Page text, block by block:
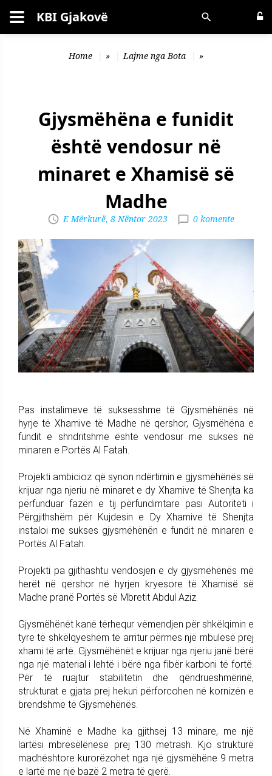
Kërko KBI Gjakovë
Home » Lajme nga Bota »
Gjysmëhëna e funidit
është vendosur në
minaret e Xhamisë së
Madhe
E Mërkurë, 8 Nëntor 2023 0 komente
Pas instalimeve të suksesshme të Gjysmëhënës në
hyrje të Xhamive të Madhe në qershor, Gjysmëhëna e
fundit e shndritshme është vendosur me sukses në
minaren e Portës Al Fatah.
Projekti ambicioz që synon ndërtimin e gjysmëhënës së
krijuar nga njeriu në minaret e dy Xhamive të Shenjta ka
përfunduar fazën e tij përfundimtare pasi Autoriteti i
Përgjithshëm për Kujdesin e Dy Xhamive të Shenjta
instaloi me sukses gjysmëhënën e fundit në minaren e
Portës Al Fatah.
Projekti pa gjithashtu vendosjen e dy gjysmëhënës më
herët në qershor në hyrjen kryesore të Xhamisë së
Madhe pranë Portës së Mbretit Abdul Aziz.
Gjysmëhënët kanë tërhequr vëmendjen për shkëlqimin e
tyre të shkëlqyeshëm të arritur përmes një mbulesë prej
xhami të artë. Gjysmëhënët e krijuar nga njeriu janë bërë
nga një material i lehtë i bërë nga fibër karboni të fortë.
Për të ruajtur stabilitetin dhe qëndrueshmërinë,
strukturat e gjata prej hekuri përforcohen në kornizën e
brendshme të Gjysmëhënës.
Në Xhaminë e Madhe ka gjithsej 13 minare, me një
lartësi mbresëlënëse prej 130 metrash. Kjo strukturë
madhështore kurorëzohet nga një gjysmëhëne 9 metra
e lartë me një bazë 2 metra të gjerë.